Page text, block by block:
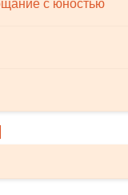
с юностью